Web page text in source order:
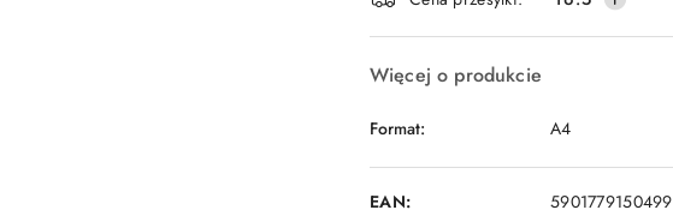
dostawa
Więcej o produkcie
Format: A4
EAN: 5901779150499